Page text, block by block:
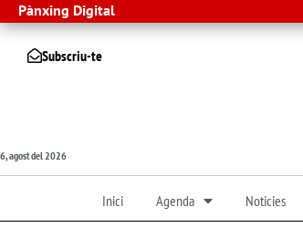
Pànxing Digital
Subscriu-te
6, agost del 2026
Inici Agenda Noticies